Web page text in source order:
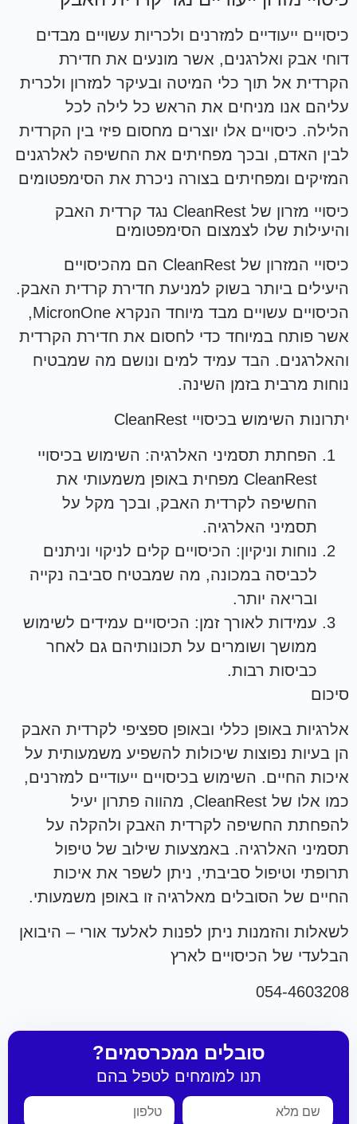
כיסויים ייעודיים למזרנים ולכריות עשויים מבדים
דוחי אבק ואלרגנים, אשר מונעים את חדירת
הקרדית אל תוך כלי המיטה ובעיקר למזרון ולכרית
עליהם אנו מניחים את הראש כל לילה לכל
הלילה. כיסויים אלו יוצרים מחסום פיזי בין הקרדית
לבין האדם, ובכך מפחיתים את החשיפה לאלרגנים
המזיקים ומפחיתים בצורה ניכרת את הסימפטומים
כיסויי מזרון של CleanRest נגד קרדית האבק
והיעילות שלו לצמצום הסימפטומים
כיסויי המזרון של CleanRest הם מהכיסויים
היעילים ביותר בשוק למניעת חדירת קרדית האבק.
הכיסויים עשויים מבד מיוחד הנקרא MicronOne,
אשר פותח במיוחד כדי לחסום את חדירת הקרדית
והאלרגנים. הבד עמיד למים ונושם מה שמבטיח
נוחות מרבית בזמן השינה.
יתרונות השימוש בכיסויי CleanRest
הפחתת תסמיני האלרגיה: השימוש בכיסויי
CleanRest מפחית באופן משמעותי את
החשיפה לקרדית האבק, ובכך מקל על
תסמיני האלרגיה.
נוחות וניקיון: הכיסויים קלים לניקוי וניתנים
לכביסה במכונה, מה שמבטיח סביבה נקייה
ובריאה יותר.
עמידות לאורך זמן: הכיסויים עמידים לשימוש
ממושך ושומרים על תכונותיהם גם לאחר
כביסות רבות.
סיכום
אלרגיות באופן כללי ובאופן ספציפי לקרדית האבק
הן בעיות נפוצות שיכולות להשפיע משמעותית על
איכות החיים. השימוש בכיסויים ייעודיים למזרנים,
כמו אלו של CleanRest, מהווה פתרון יעיל
להפחתת החשיפה לקרדית האבק ולהקלה על
תסמיני האלרגיה. באמצעות שילוב של טיפול
תרופתי וטיפול סביבתי, ניתן לשפר את איכות
החיים של הסובלים מאלרגיה זו באופן משמעותי.
לשאלות והזמנות ניתן לפנות לאלעד אורי – היבואן
הבלעדי של הכיסויים לארץ
054-4603208
סובלים ממכרסמים?
תנו למומחים לטפל בהם